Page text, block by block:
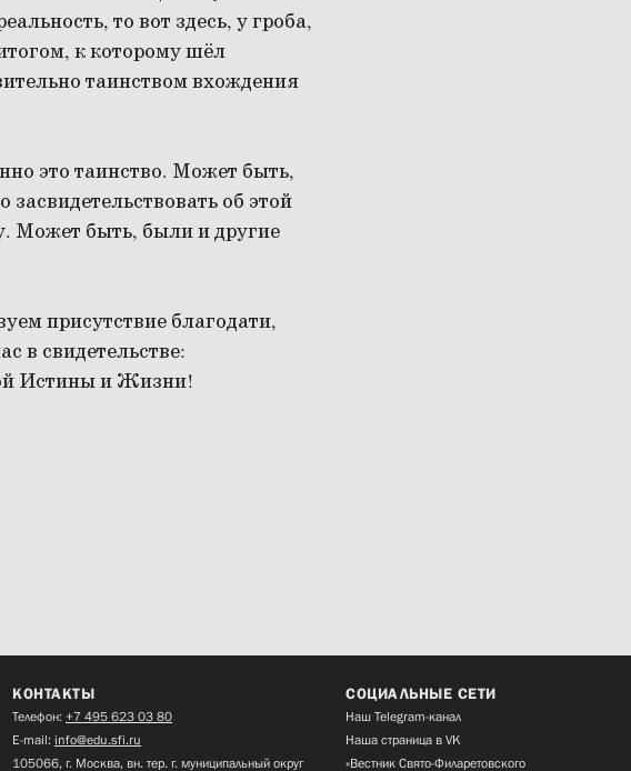
то вот здесь, у гроба,
к которому шёл
таинством вхождения
это таинство. Может быть,
об этой
Может быть, были и другие
присутствие благодати,
в свидетельстве:
Истины и Жизни!
КОНТАКТЫ
Телефон: +7 495 623 03 80
E-mail: info@edu.sfi.ru
105066, г. Москва, вн. тер. г. муниципальный округ
СОЦИАЛЬНЫЕ СЕТИ
Наш Telegram-канал
Наша страница в VK
«Вестник Свято-Филаретовского